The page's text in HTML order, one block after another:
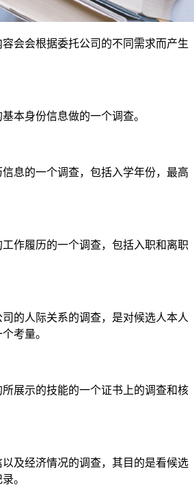
会会根据委托公司的不同需求而产生
本身份信息做的一个调查。
息的一个调查，包括入学年份，最高
作履历的一个调查，包括入职和离职
的人际关系的调查，是对候选人本人
考量。
展示的技能的一个证书上的调查和核
及经济情况的调查，其目的是看候选
。